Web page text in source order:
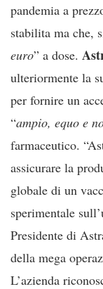
pandemia a
stabilita ma che,
euro” a dose.
ulteriormente la
per fornire un
“ampio, equo e
farmaceutico.
assicurare la
globale di un
sperimentale
Presidente di
della mega
L’azienda